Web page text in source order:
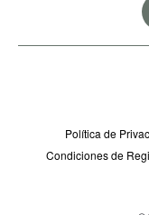
Política de
Condiciones de